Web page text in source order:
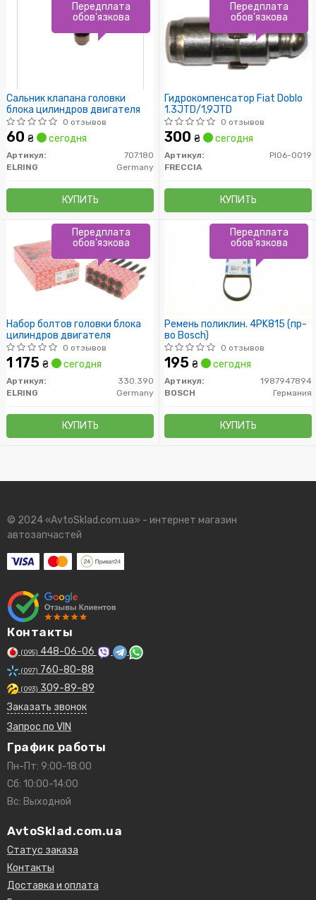
Сальник клапана головки
блока цилиндров двигателя
0 отзывов
60 ₴ сегодня
Артикул:
707.180
ELRING
Germany
КУПИТЬ
Передплата
обов'язкова
Гидрокомпенсатор Fiat Doblo
1.3JTD/1,9JTD
0 отзывов
300 ₴ сегодня
Артикул:
PI06-0019
FRECCIA
КУПИТЬ
Передплата
обов'язкова
Набор болтов головки блока
цилиндров двигателя
0 отзывов
1 175 ₴ сегодня
Артикул:
330.390
ELRING
Germany
КУПИТЬ
Передплата
обов'язкова
Ремень поликлин. 4PK815 (пр-
во Bosch)
0 отзывов
195 ₴ сегодня
Артикул:
1987947894
BOSCH
Германия
КУПИТЬ
Передплата
обов'язкова
© 2024 «AvtoSklad.com.ua» - интернет магазин
автозапчастей
Контакты
(095) 448-06-06
(097) 760-80-88
(093) 309-89-89
Заказать звонок
Запрос по VIN
График работы
Пн-Пт: 9:00-18:00
Сб: 10:00-14:00
Вс: Выходной
AvtoSklad.com.ua
Статус заказа
Контакты
Доставка и оплата